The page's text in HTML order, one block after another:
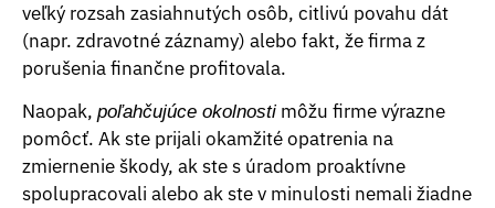
veľký rozsah zasiahnutých osôb, citlivú povahu dát
(napr. zdravotné záznamy) alebo fakt, že firma z
porušenia finančne profitovala.
Naopak, poľahčujúce okolnosti môžu firme výrazne
pomôcť. Ak ste prijali okamžité opatrenia na
zmiernenie škody, ak ste s úradom proaktívne
spolupracovali alebo ak ste v minulosti nemali žiadne